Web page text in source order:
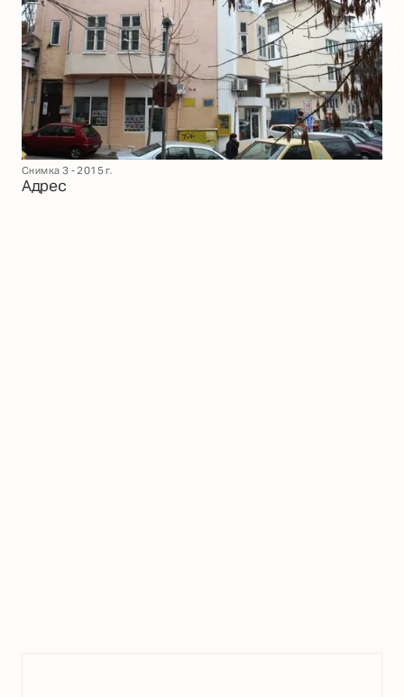
Снимка 3 - 2015 г.
Адрес